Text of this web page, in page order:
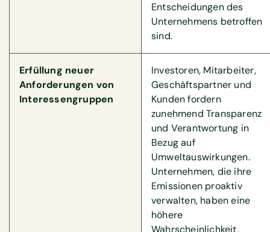
Entscheidungen des
Unternehmens betroffen
sind.
Erfüllung neuer
Anforderungen von
Interessengruppen
Investoren, Mitarbeiter,
Geschäftspartner und
Kunden fordern
zunehmend Transparenz
und Verantwortung in
Bezug auf
Umweltauswirkungen.
Unternehmen, die ihre
Emissionen proaktiv
verwalten, haben eine
höhere
Wahrscheinlichkeit,